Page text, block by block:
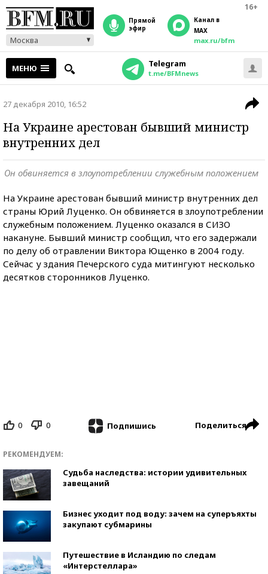
16+
Москва
прямой
эфир
Канал в
MAX
max.ru/bfm
МЕНЮ Telegram
t.me/BFMnews
27 декабря 2010, 16:52
На Украине арестован бывший министр
внутренних дел
Он обвиняется в злоупотреблении служебным положением
На Украине арестован бывший министр внутренних дел
страны Юрий Луценко. Он обвиняется в злоупотреблении
служебным положением. Луценко оказался в СИЗО
накануне. Бывший министр сообщил, что его задержали
по делу об отравлении Виктора Ющенко в 2004 году.
Сейчас у здания Печерского суда митингуют несколько
десятков сторонников Луценко.
0 0 Подпишись Поделиться
РЕКОМЕНДУЕМ:
Судьба наследства: истории удивительных
завещаний
Бизнес уходит под воду: зачем на суперъяхты
закупают субмарины
Путешествие в Исландию по следам
«Интерстеллара»